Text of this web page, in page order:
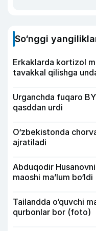
So‘nggi
Erkaklarda kortizol
tavakkal qilishga
Urganchda fuqaro
qasddan urdi
O‘zbekistonda
ajratiladi
Abduqodir
maoshi ma’lum bo‘ldi
Tailandda o‘quvchi
qurbonlar bor (foto)